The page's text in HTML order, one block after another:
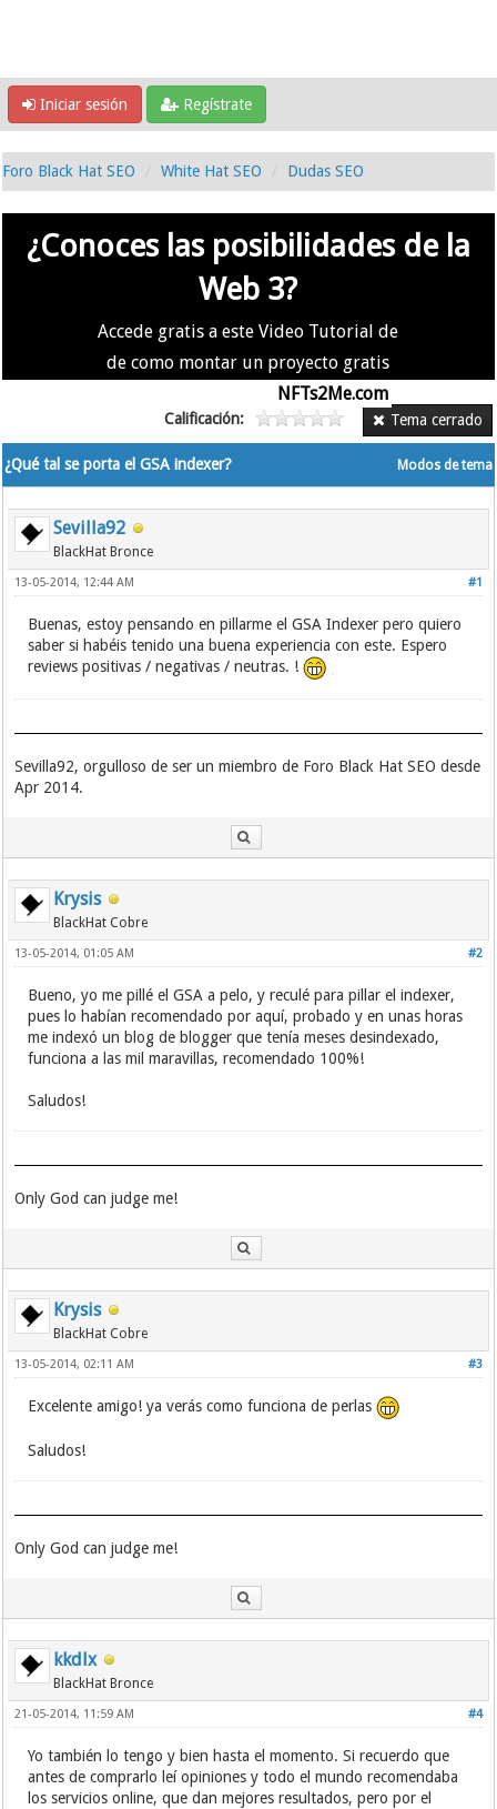
Iniciar sesión Regístrate
Foro Black Hat SEO White Hat SEO Dudas SEO
¿Conoces las posibilidades de la
Web 3?
Accede gratis a este Video Tutorial de
de como montar un proyecto gratis
NFTs2Me.com
Tema cerrado
Calificación:
Modos de tema
¿Qué tal se porta el GSA indexer?
Sevilla92
BlackHat Bronce
#1
13-05-2014, 12:44 AM
Buenas, estoy pensando en pillarme el GSA Indexer pero quiero
saber si habéis tenido una buena experiencia con este. Espero
reviews positivas / negativas / neutras. !
Sevilla92, orgulloso de ser un miembro de Foro Black Hat SEO desde
Apr 2014.
Krysis
BlackHat Cobre
#2
13-05-2014, 01:05 AM
Bueno, yo me pillé el GSA a pelo, y reculé para pillar el indexer,
pues lo habían recomendado por aquí, probado y en unas horas
me indexó un blog de blogger que tenía meses desindexado,
funciona a las mil maravillas, recomendado 100%!
Saludos!
Only God can judge me!
Krysis
BlackHat Cobre
#3
13-05-2014, 02:11 AM
Excelente amigo! ya verás como funciona de perlas
Saludos!
Only God can judge me!
kkdlx
BlackHat Bronce
#4
21-05-2014, 11:59 AM
Yo también lo tengo y bien hasta el momento. Si recuerdo que
antes de comprarlo leí opiniones y todo el mundo recomendaba
los servicios online, que dan mejores resultados, pero por el